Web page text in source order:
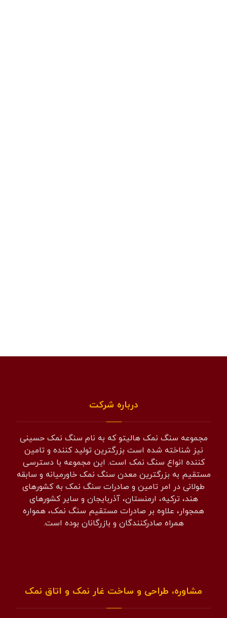
درباره شرکت
مجموعه سنگ نمک هالیتو که به نام سنگ نمک حسینی
نیز شناخته شده است بزرگترین تولید کننده و تامین
کننده انواع سنگ نمک است. این مجموعه با دسترسی
مستقیم به بزرگترین معدن سنگ نمک خاورمیانه و سابقه
طولانی در امر تامین و صادرات سنگ نمک به کشورهای
هند، ترکیه، ارمنستان، آذربایجان و سایر کشورهای
همجوار، علاوه بر صادرات مستقیم سنگ نمک، همواره
همراه صادرکنندگان و بازرگانان بوده است.
مشاوره، طراحی و ساخت غار نمک و اتاق نمک